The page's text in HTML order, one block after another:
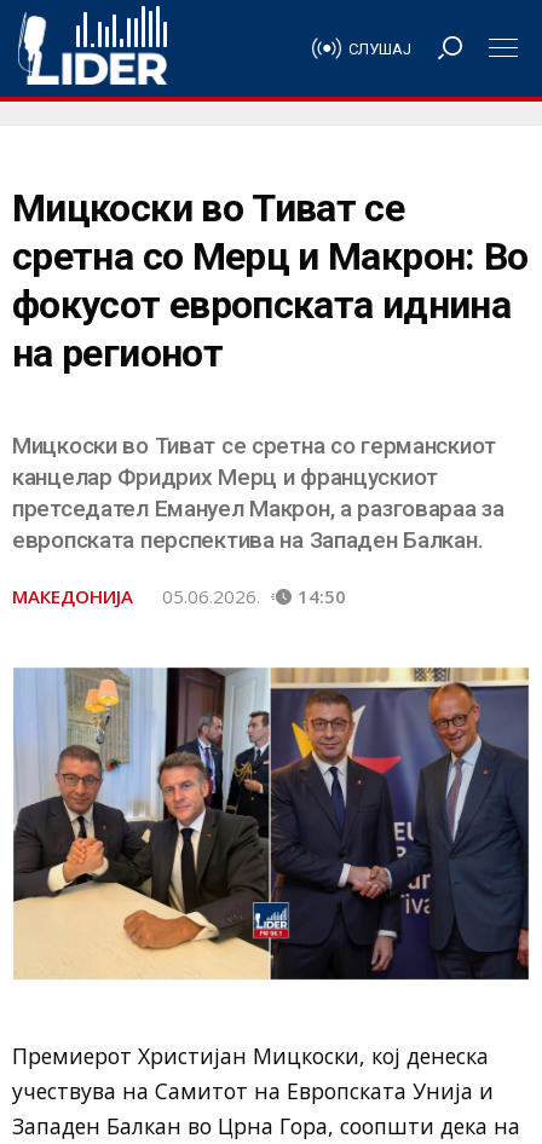
СЛУШАЈ
Мицкоски во Тиват се
сретна со Мерц и Макрон: Во
фокусот европската иднина
на регионот
Мицкоски во Тиват се сретна со германскиот
канцелар Фридрих Мерц и францускиот
претседател Емануел Макрон, а разговараа за
европската перспектива на Западен Балкан.
МАКЕДОНИЈА 05.06.2026. 14:50
Премиерот Христијан Мицкоски, кој денеска
учествува на Самитот на Европската Унија и
Западен Балкан во Црна Гора, соопшти дека на